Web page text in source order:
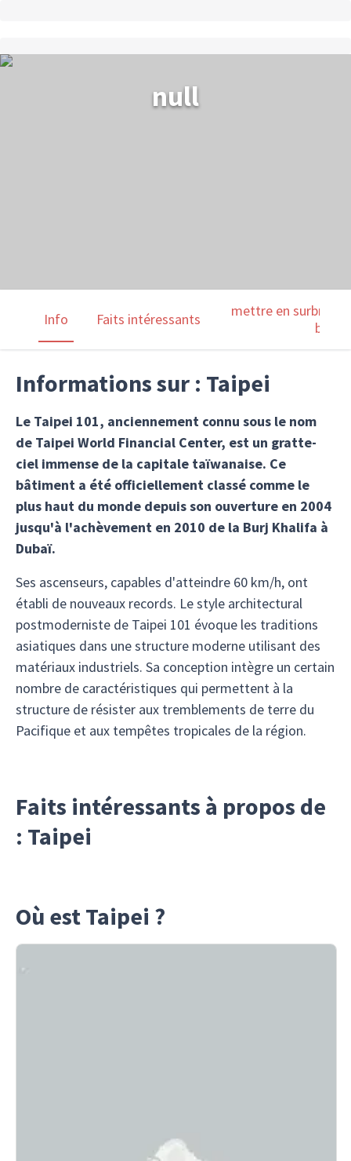
null
Info Faits intéressants
mettre en
barre
Informations sur : Taipei
Le Taipei 101, anciennement connu sous le nom
de Taipei World Financial Center, est un gratte-
ciel immense de la capitale taïwanaise. Ce
bâtiment a été officiellement classé comme le
plus haut du monde depuis son ouverture en 2004
jusqu'à l'achèvement en 2010 de la Burj Khalifa à
Dubaï.
Ses ascenseurs, capables d'atteindre 60 km/h, ont
établi de nouveaux records. Le style architectural
postmoderniste de Taipei 101 évoque les traditions
asiatiques dans une structure moderne utilisant des
matériaux industriels. Sa conception intègre un certain
nombre de caractéristiques qui permettent à la
structure de résister aux tremblements de terre du
Pacifique et aux tempêtes tropicales de la région.
Faits intéressants à propos de
: Taipei
Où est Taipei ?